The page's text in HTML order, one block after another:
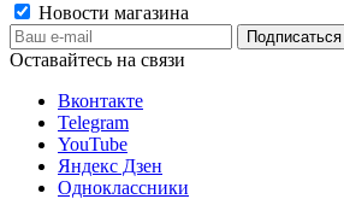
Новости магазина
Оставайтесь на связи
Вконтакте
Telegram
YouTube
Яндекс Дзен
Одноклассники